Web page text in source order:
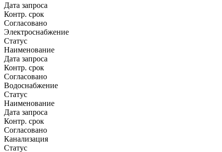
Дата запроса
Контр. срок
Согласовано
Электроснабжение
Статус
Наименование
Дата запроса
Контр. срок
Согласовано
Водоснабжение
Статус
Наименование
Дата запроса
Контр. срок
Согласовано
Канализация
Статус